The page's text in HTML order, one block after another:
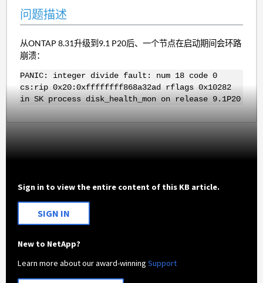
问题描述
从ONTAP 8.31升级到9.1 P20后、一个节点在启动期间会环路
崩溃：
PANIC: integer divide fault: num 18 code 0
cs:rip 0x20:0xffffffff868a32ad rflags 0x10282
in SK process disk_health_mon on release 9.1P20
Sign in to view the entire content of this KB article.
SIGN IN
New to NetApp?
Learn more about our award-winningSupport